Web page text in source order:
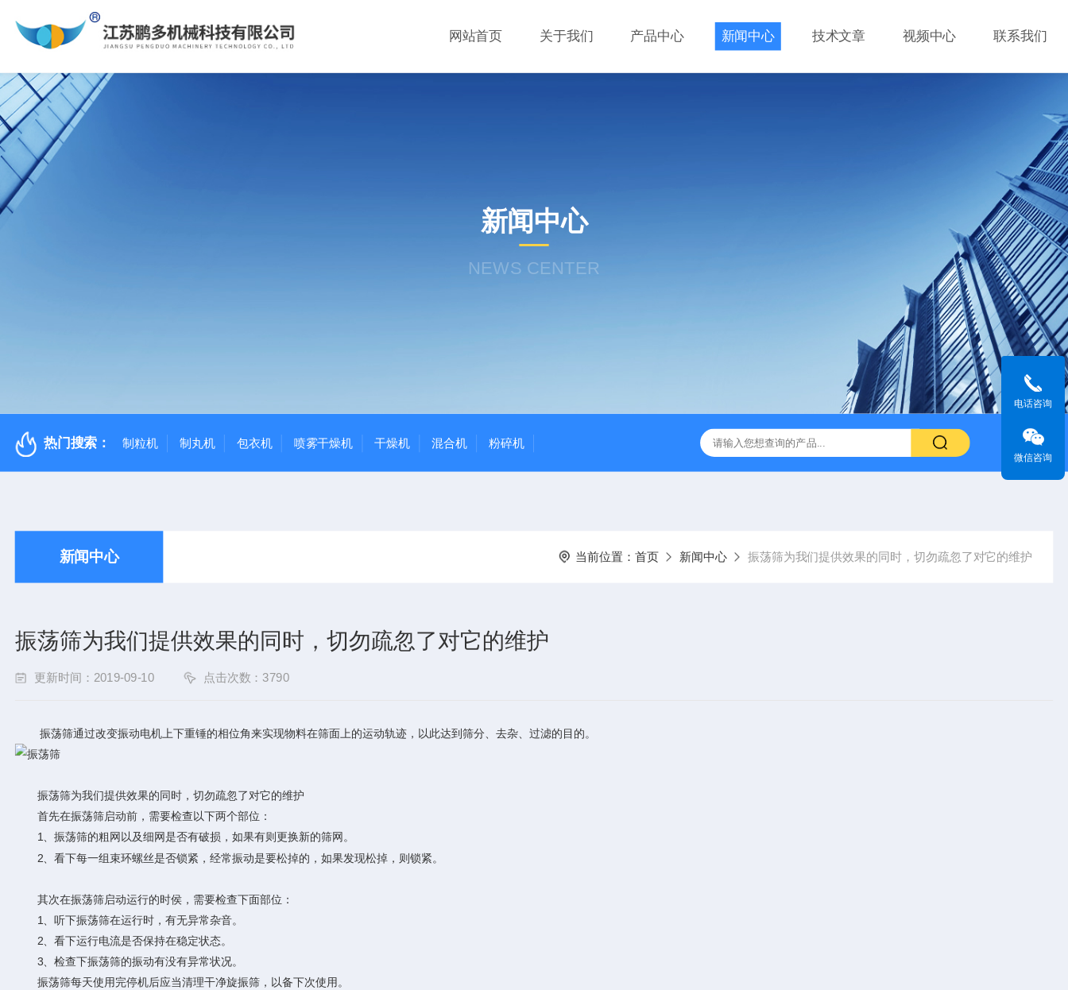
网站首页 关于我们 产品中心 新闻中心 技术文章 视频中心 联系我们
新闻中心
NEWS CENTER
热门搜索： 制粒机 制丸机 包衣机 喷雾干燥机 干燥机 混合机 粉碎机
新闻中心 当前位置： 首页 新闻中心 振荡筛为我们提供效果的同时，切勿疏忽了对它的维护
振荡筛为我们提供效果的同时，切勿疏忽了对它的维护
更新时间：2019-09-10 点击次数：3790
振荡筛通过改变振动电机上下重锤的相位角来实现物料在筛面上的运动轨迹，以此达到筛分、去杂、过滤的目的。
振荡筛为我们提供效果的同时，切勿疏忽了对它的维护
首先在振荡筛启动前，需要检查以下两个部位：
1、振荡筛的粗网以及细网是否有破损，如果有则更换新的筛网。
2、看下每一组束环螺丝是否锁紧，经常振动是要松掉的，如果发现松掉，则锁紧。
其次在振荡筛启动运行的时侯，需要检查下面部位：
1、听下振荡筛在运行时，有无异常杂音。
2、看下运行电流是否保持在稳定状态。
3、检查下振荡筛的振动有没有异常状况。
振荡筛每天使用完停机后应当清理干净旋振筛，以备下次使用。
电话咨询
微信咨询